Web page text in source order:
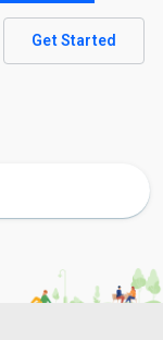
Get Started